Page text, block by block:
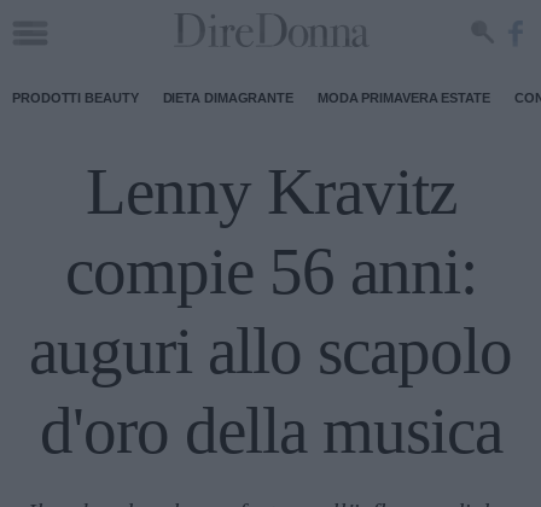
PRODOTTI BEAUTY DIETA DIMAGRANTE MODA PRIMAVERA ESTATE
Lenny Kravitz
compie 56 anni:
auguri allo scapolo
d'oro della musica